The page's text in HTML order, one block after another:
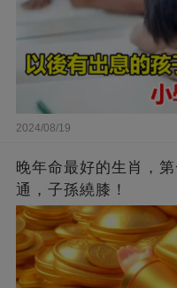
2024/08/19
晚年命最好的生肖，
通，子孫繞膝！